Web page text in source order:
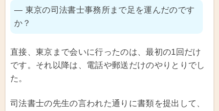
― 東京の司法書士事務所まで足を運んだのです
か？
直接、東京まで会いに行ったのは、最初の1回だけ
です。それ以降は、電話や郵送だけのやりとりでし
た。
司法書士の先生の言われた通りに書類を提出して、